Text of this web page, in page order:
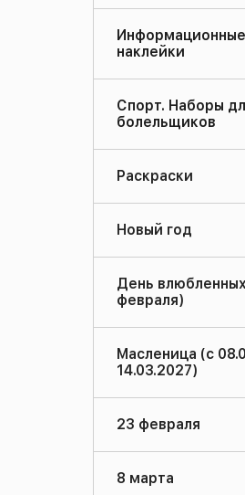
наклейки
Спорт. Наборы
болельщиков
Раскраски
Новый год
День
февраля)
Масленица (с
14.03.2027)
23 февраля
8 марта